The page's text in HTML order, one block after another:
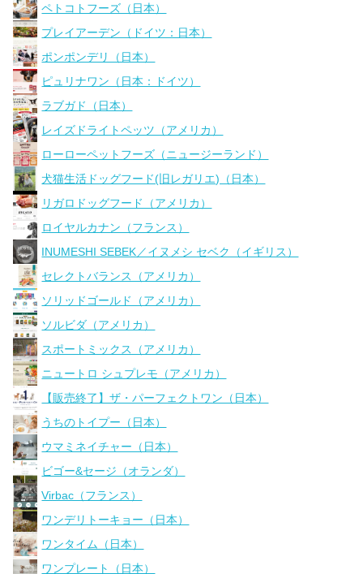
ペトコトフーズ（日本）
プレイアーデン（ドイツ：日本）
ポンポンデリ（日本）
ピュリナワン（日本：ドイツ）
ラブガド（日本）
レイズドライトペッツ（アメリカ）
ローローペットフーズ（ニュージーランド）
犬猫生活ドッグフード(旧レガリエ)（日本）
リガロドッグフード（アメリカ）
ロイヤルカナン（フランス）
INUMESHI SEBEK／イヌメシ セベク（イギリス）
セレクトバランス（アメリカ）
ソリッドゴールド（アメリカ）
ソルビダ（アメリカ）
スポートミックス（アメリカ）
ニュートロ シュプレモ（アメリカ）
【販売終了】ザ・パーフェクトワン（日本）
うちのトイプー（日本）
ウマミネイチャー（日本）
ビゴー&セージ（オランダ）
Virbac（フランス）
ワンデリトーキョー（日本）
ワンタイム（日本）
ワンプレート（日本）